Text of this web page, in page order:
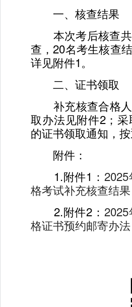
一、核查结果
本次考后核查共
查，20名考生核查
详见附件1。
二、证书领取
补充核查合格人
取办法见附件2；
的证书领取通知，
附件：
1.附件1：
格考试补充核查结果
2.附件2：
格证书预约邮寄办法